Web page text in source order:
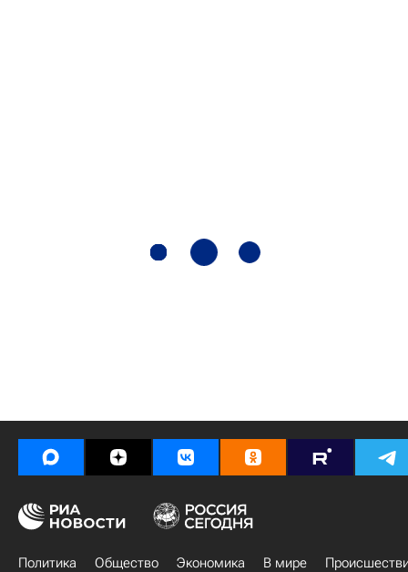
Политика Общество Экономика В мире